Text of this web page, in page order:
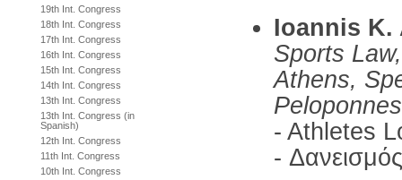
19th Int. Congress
18th Int. Congress
17th Int. Congress
16th Int. Congress
15th Int. Congress
14th Int. Congress
13th Int. Congress
13th Int. Congress (in
Spanish)
12th Int. Congress
11th Int. Congress
10th Int. Congress
Ioannis K.
Sports
Athens,
- Athletes
-